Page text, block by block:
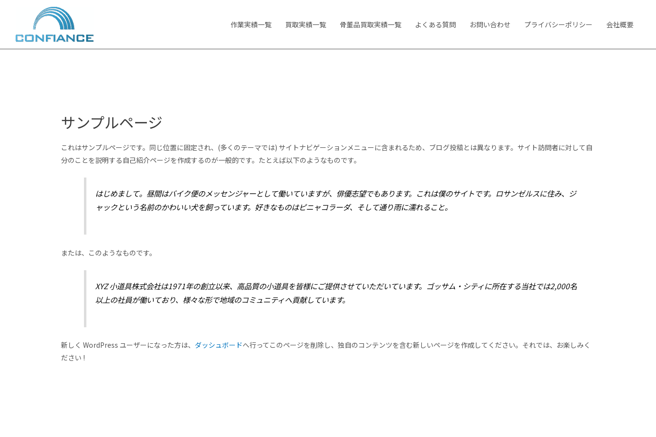
作業実績一覧 買取実績一覧 骨董品買取実績一覧 よくある質問 お問い合わせ プライバシーポリシー 会社概要
サンプルページ
これはサンプルページです。同じ位置に固定され、(多くのテーマでは) サイトナビゲーションメニューに含まれるため、ブログ投稿とは異なります。サイト訪問者に対して自
分のことを説明する自己紹介ページを作成するのが一般的です。たとえば以下のようなものです。
はじめまして。昼間はバイク便のメッセンジャーとして働いていますが、俳優志望でもあります。これは僕のサイトです。ロサンゼルスに住み、ジ
ャックという名前のかわいい犬を飼っています。好きなものはピニャコラーダ、そして通り雨に濡れること。
または、このようなものです。
XYZ 小道具株式会社は1971年の創立以来、高品質の小道具を皆様にご提供させていただいています。ゴッサム・シティに所在する当社では2,000名
以上の社員が働いており、様々な形で地域のコミュニティへ貢献しています。
新しく WordPress ユーザーになった方は、 ダッシュボードへ行ってこのページを削除し、独自のコンテンツを含む新しいページを作成してください。それでは、お楽しみく
ださい !